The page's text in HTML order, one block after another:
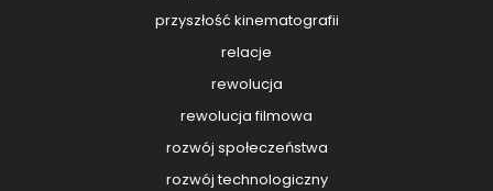
przyszłość kinematografii
relacje
rewolucja
rewolucja filmowa
rozwój społeczeństwa
rozwój technologiczny